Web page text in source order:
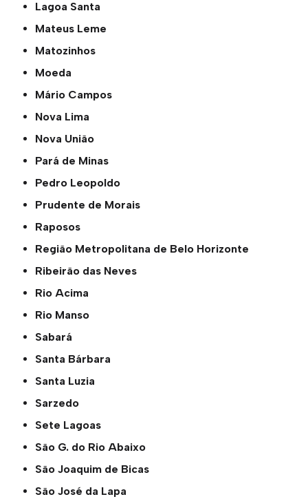
Lagoa Santa
Mateus Leme
Matozinhos
Moeda
Mário Campos
Nova Lima
Nova União
Pará de Minas
Pedro Leopoldo
Prudente de Morais
Raposos
Região Metropolitana de Belo Horizonte
Ribeirão das Neves
Rio Acima
Rio Manso
Sabará
Santa Bárbara
Santa Luzia
Sarzedo
Sete Lagoas
São G. do Rio Abaixo
São Joaquim de Bicas
São José da Lapa